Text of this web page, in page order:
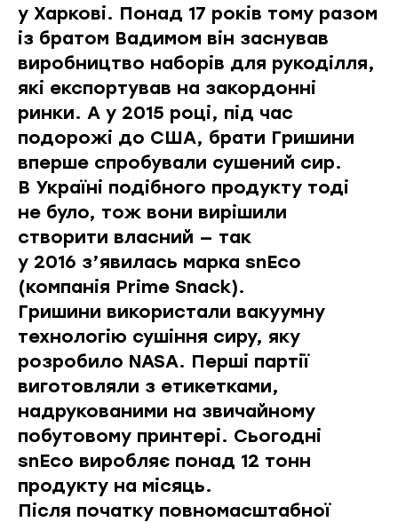
у Харкові. Понад 17 років тому разом
із братом Вадимом він заснував
виробництво наборів для рукоділля,
які експортував на закордонні
ринки. А у 2015 році, під час
подорожі до США, брати Гришини
вперше спробували сушений сир.
В Україні подібного продукту тоді
не було, тож вони вирішили
створити власний — так
у 2016 з’явилась марка snEco
(компанія Prime Snack).
Гришини використали вакуумну
технологію сушіння сиру, яку
розробило NASA. Перші партії
виготовляли з етикетками,
надрукованими на звичайному
побутовому принтері. Сьогодні
snEco виробляє понад 12 тонн
продукту на місяць.
Після початку повномасштабної